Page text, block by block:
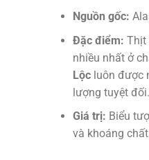
Nguồn gốc:
Đặc điểm: Thịt
nhiều nhất ở
Lộcluôn được
lượng tuyệt đối.
Giá trị: Biểu
và khoáng